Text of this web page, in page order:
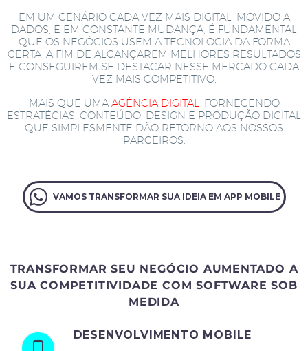
EM UM CENÁRIO CADA VEZ MAIS DIGITAL, MOVIDO A
DADOS, E EM CONSTANTE MUDANÇA, É FUNDAMENTAL
QUE OS NEGÓCIOS USEM A TECNOLOGIA DA FORMA
CERTA, A FIM DE ALCANÇAREM MELHORES RESULTADOS
E CONSEGUIREM SE DESTACAR NESSE MERCADO CADA
VEZ MAIS COMPETITIVO.
MAIS QUE UMA AGÊNCIA DIGITAL
, FORNECENDO
ESTRATÉGIAS, CONTEÚDO, DESIGN E PRODUÇÃO DIGITAL
QUE SIMPLESMENTE DÃO RETORNO AOS NOSSOS
PARCEIROS.
VAMOS TRANSFORMAR SUA IDEIA EM APP MOBILE
TRANSFORMAR SEU NEGÓCIO AUMENTADO A
SUA COMPETITIVIDADE COM SOFTWARE SOB
MEDIDA
DESENVOLVIMENTO MOBILE